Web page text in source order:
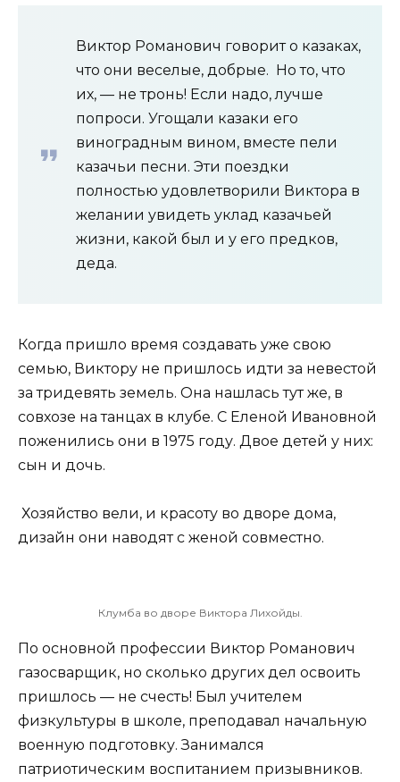
Виктор Романович говорит о казаках,
что они веселые, добрые. Но то, что
их, — не тронь! Если надо, лучше
попроси. Угощали казаки его
виноградным вином, вместе пели
казачьи песни. Эти поездки
полностью удовлетворили Виктора в
желании увидеть уклад казачьей
жизни, какой был и у его предков,
деда.
Когда пришло время создавать уже свою
семью, Виктору не пришлось идти за невестой
за тридевять земель. Она нашлась тут же, в
совхозе на танцах в клубе. С Еленой Ивановной
поженились они в 1975 году. Двое детей у них:
сын и дочь.
Хозяйство вели, и красоту во дворе дома,
дизайн они наводят с женой совместно.
Клумба во дворе Виктора Лихойды.
По основной профессии Виктор Романович
газосварщик, но сколько других дел освоить
пришлось — не счесть! Был учителем
физкультуры в школе, преподавал начальную
военную подготовку. Занимался
патриотическим воспитанием призывников.